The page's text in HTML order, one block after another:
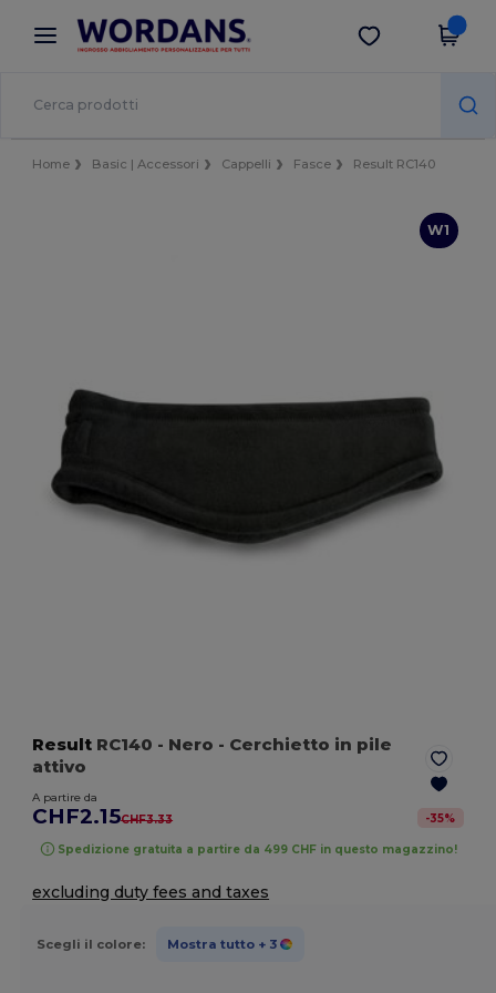
× App Wordans
Prezzi migliori sull'app!
Scarica app
Home Basic | Accessori Cappelli Fasce Result RC140
W1
Result RC140 - Nero - Cerchietto in pile
attivo
A partire da
CHF2.15CHF3.33 -35%
Spedizione gratuita a partire da 499 CHF in questo magazzino!
excluding duty fees and taxes
Scegli il colore: Mostra tutto + 3